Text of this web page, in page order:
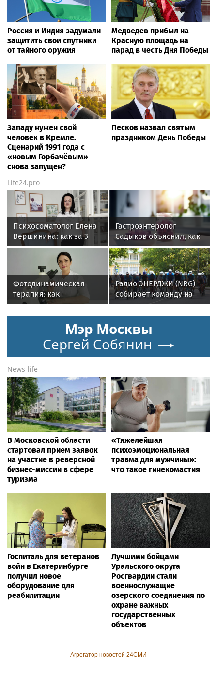
Россия и Индия задумали
защитить свои спутники
от тайного оружия
Медведев прибыл на
Красную площадь на
парад в честь Дня Победы
Западу нужен свой
человек в Кремле.
Сценарий 1991 года с
«новым Горбачёвым»
снова запущен?
Песков назвал святым
праздником День Победы
Life24.pro
Психосоматолог Елена
Вершинина: как за 3
минуты вернуть себе
равновесие
Гастроэнтеролог
Садыков объяснил, как
сахар в рационе
ускоряет изнашивание
тканей
Фотодинамическая
терапия: как
современные
технологии меняют
подход к лечению
Радио ЭНЕРДЖИ (NRG)
собирает команду на
Tour de Russie в
Петербурге
Мэр Москвы
Сергей Собянин
News-life
В Московской области
стартовал прием заявок
на участие в реверсной
бизнес-миссии в сфере
туризма
«Тяжелейшая
психоэмоциональная
травма для мужчины»:
что такое гинекомастия
Госпиталь для ветеранов
войн в Екатеринбурге
получил новое
оборудование для
реабилитации
Лучшими бойцами
Уральского округа
Росгвардии стали
военнослужащие
озерского соединения по
охране важных
государственных
объектов
Агрегатор новостей 24СМИ